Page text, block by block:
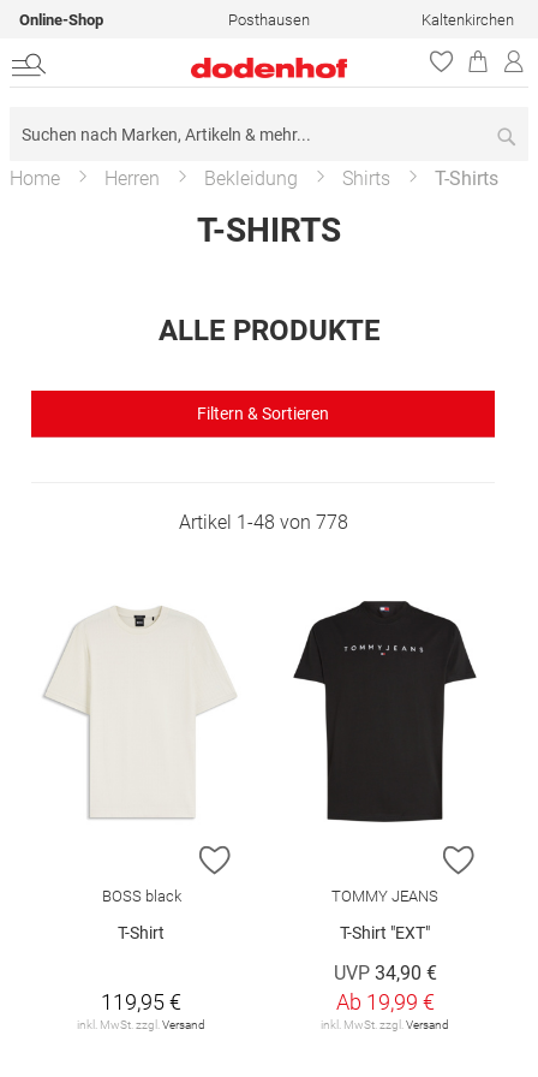
Online-Shop Posthausen Kaltenkirchen
Home Herren Bekleidung Shirts T-Shirts
T-SHIRTS
ALLE PRODUKTE
Filtern & Sortieren
Artikel 1-48 von 778
ZUR WUNSCHLISTE HINZUFÜGEN
BOSS black
T-Shirt
119,95 €
inkl. MwSt. zzgl. Versand
ZUR
TOMMY JEANS
T-Shirt "EXT"
UVP 34,90 €
Ab 19,99 €
inkl. MwSt. zzgl. Versand